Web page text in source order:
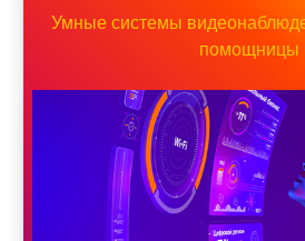
Умные системы
помощницы